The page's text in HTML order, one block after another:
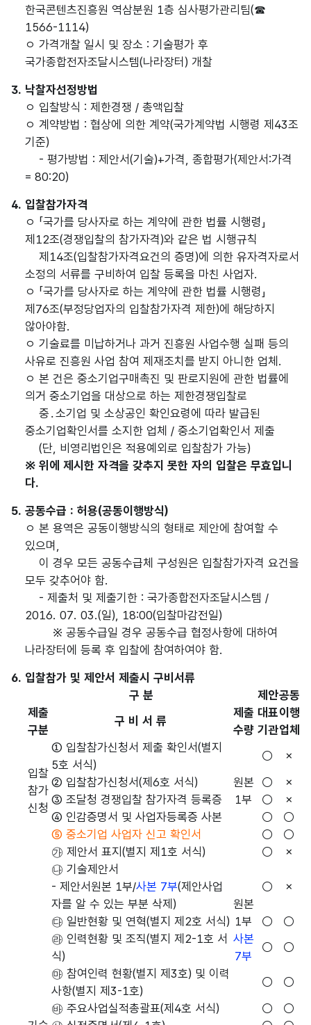
한국콘텐츠진흥원 역삼분원 1층 심사평가관리팀(☎
1566-1114)
ㅇ 가격개찰 일시 및 장소 : 기술평가 후
국가종합전자조달시스템(나라장터) 개찰
3. 낙찰자선정방법
ㅇ 입찰방식 : 제한경쟁 / 총액입찰
ㅇ 계약방법 : 협상에 의한 계약(국가계약법 시행령 제43조
기준)
- 평가방법 : 제안서(기술)+가격, 종합평가(제안서:가격
= 80:20)
4. 입찰참가자격
ㅇ 「국가를 당사자로 하는 계약에 관한 법률 시행령」
제12조(경쟁입찰의 참가자격)와 같은 법 시행규칙
제14조(입찰참가자격요건의 증명)에 의한 유자격자로서
소정의 서류를 구비하여 입찰 등록을 마친 사업자.
ㅇ 「국가를 당사자로 하는 계약에 관한 법률 시행령」
제76조(부정당업자의 입찰참가자격 제한)에 해당하지
않아야함.
ㅇ 기술료를 미납하거나 과거 진흥원 사업수행 실패 등의
사유로 진흥원 사업 참여 제재조치를 받지 아니한 업체.
ㅇ 본 건은 중소기업구매촉진 및 판로지원에 관한 법률에
의거 중소기업을 대상으로 하는 제한경쟁입찰로
중․소기업 및 소상공인 확인요령에 따라 발급된
중소기업확인서를 소지한 업체 / 중소기업확인서 제출
(단, 비영리법인은 적용예외로 입찰참가 가능)
※ 위에 제시한 자격을 갖추지 못한 자의 입찰은 무효입니
다.
5. 공동수급 : 허용(공동이행방식)
ㅇ 본 용역은 공동이행방식의 형태로 제안에 참여할 수
있으며,
이 경우 모든 공동수급체 구성원은 입찰참가자격 요건을
모두 갖추어야 함.
- 제출처 및 제출기한 : 국가종합전자조달시스템 /
2016. 07. 03.(일), 18:00(입찰마감전일)
※ 공동수급일 경우 공동수급 협정사항에 대하여
나라장터에 등록 후 입찰에 참여하여야 함.
6. 입찰참가 및 제안서 제출시 구비서류
구 분
제안
대표
기관
공동
이행
업체
제출
구분
구 비 서 류
제출
수량
입찰
참가
신청
① 입찰참가신청서 제출 확인서(별지
5호 서식)
원본
1부
○
×
② 입찰참가신청서(제6호 서식)
○
×
③ 조달청 경쟁입찰 참가자격 등록증
○
×
④ 인감증명서 및 사업자등록증 사본
○
○
⑤ 중소기업 사업자 신고 확인서
○ ○
㉮ 제안서 표지(별지 제1호 서식)
원본
1부
사본
7부
○
×
㉯ 기술제안서
- 제안서원본 1부/사본 7부(제안사업
자를 알 수 있는 부분 삭제)
○ ×
㉰ 일반현황 및 연혁(별지 제2호 서식) ○
○
㉱ 인력현황 및 조직(별지 제2-1호 서
식)
○
○
㉲ 참여인력 현황(별지 제3호) 및 이력
사항(별지 제3-1호)
○
○
㉳ 주요사업실적총괄표(제4호 서식)
○
○